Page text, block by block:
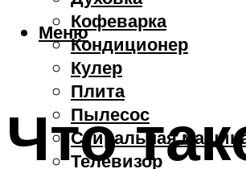
Кофеварка
Кондиционер
Кулер
Плита
Пылесос
Стиральная
Телевизор
Меню
Что